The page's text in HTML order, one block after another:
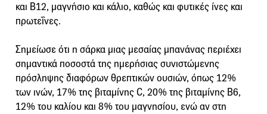
και Β12, μαγνήσιο και κάλιο, καθώς και φυτικές ίνες και
πρωτεΐνες.
Σημείωσε ότι η σάρκα μιας μεσαίας μπανάνας περιέχει
σημαντικά ποσοστά της ημερήσιας συνιστώμενης
πρόσληψης διαφόρων θρεπτικών ουσιών, όπως 12%
των ινών, 17% της βιταμίνης C, 20% της βιταμίνης Β6,
12% του καλίου και 8% του μαγνησίου, ενώ αν στη